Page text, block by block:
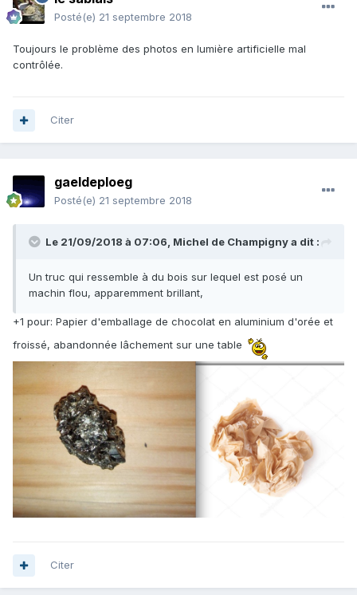
Posté(e) 21 septembre 2018
Toujours le problème des photos en lumière artificielle mal
contrôlée.
Citer
gaeldeploeg
Posté(e) 21 septembre 2018
Le 21/09/2018 à 07:06, Michel de Champignya dit :
Un truc qui ressemble à du bois sur lequel est posé un
machin flou, apparemment brillant,
+1 pour: Papier d'emballage de chocolat en aluminium d'orée et
froissé, abandonnée lâchement sur une table
Citer